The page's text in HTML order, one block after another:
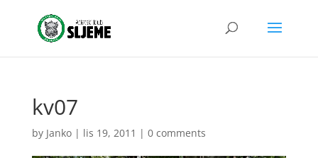
kv07
by Janko| lis 19, 2011 | 0 comments